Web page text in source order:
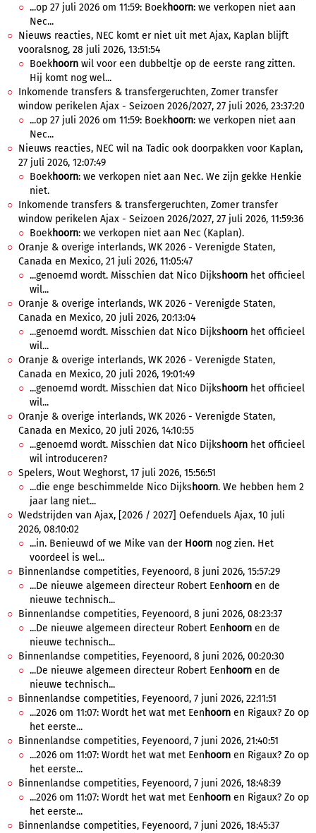
...op 27 juli 2026 om 11:59: Boekhoorn: we verkopen niet aan
Nec...
Nieuws reacties, NEC komt er niet uit met Ajax, Kaplan blijft
vooralsnog, 28 juli 2026, 13:51:54
Boekhoorn wil voor een dubbeltje op de eerste rang zitten.
Hij komt nog wel...
Inkomende transfers & transfergeruchten, Zomer transfer
window perikelen Ajax - Seizoen 2026/2027, 27 juli 2026, 23:37:20
...op 27 juli 2026 om 11:59: Boekhoorn: we verkopen niet aan
Nec...
Nieuws reacties, NEC wil na Tadic ook doorpakken voor Kaplan,
27 juli 2026, 12:07:49
Boekhoorn: we verkopen niet aan Nec. We zijn gekke Henkie
niet.
Inkomende transfers & transfergeruchten, Zomer transfer
window perikelen Ajax - Seizoen 2026/2027, 27 juli 2026, 11:59:36
Boekhoorn: we verkopen niet aan Nec (Kaplan).
Oranje & overige interlands, WK 2026 - Verenigde Staten,
Canada en Mexico, 21 juli 2026, 11:05:47
...genoemd wordt. Misschien dat Nico Dijks hoorn het officieel
wil...
Oranje & overige interlands, WK 2026 - Verenigde Staten,
Canada en Mexico, 20 juli 2026, 20:13:04
...genoemd wordt. Misschien dat Nico Dijks hoorn het officieel
wil...
Oranje & overige interlands, WK 2026 - Verenigde Staten,
Canada en Mexico, 20 juli 2026, 19:01:49
...genoemd wordt. Misschien dat Nico Dijks hoorn het officieel
wil...
Oranje & overige interlands, WK 2026 - Verenigde Staten,
Canada en Mexico, 20 juli 2026, 14:10:55
...genoemd wordt. Misschien dat Nico Dijks hoorn het officieel
wil introduceren?
Spelers, Wout Weghorst, 17 juli 2026, 15:56:51
...die enge beschimmelde Nico Dijks hoorn. We hebben hem 2
jaar lang niet...
Wedstrijden van Ajax, [2026 / 2027] Oefenduels Ajax, 10 juli
2026, 08:10:02
...in. Benieuwd of we Mike van der Hoorn nog zien. Het
voordeel is wel...
Binnenlandse competities, Feyenoord, 8 juni 2026, 15:57:29
...De nieuwe algemeen directeur Robert Een hoorn en de
nieuwe technisch...
Binnenlandse competities, Feyenoord, 8 juni 2026, 08:23:37
...De nieuwe algemeen directeur Robert Een hoorn en de
nieuwe technisch...
Binnenlandse competities, Feyenoord, 8 juni 2026, 00:20:30
...De nieuwe algemeen directeur Robert Een hoorn en de
nieuwe technisch...
Binnenlandse competities, Feyenoord, 7 juni 2026, 22:11:51
...2026 om 11:07: Wordt het wat met Een hoorn en Rigaux? Zo op
het eerste...
Binnenlandse competities, Feyenoord, 7 juni 2026, 21:40:51
...2026 om 11:07: Wordt het wat met Een hoorn en Rigaux? Zo op
het eerste...
Binnenlandse competities, Feyenoord, 7 juni 2026, 18:48:39
...2026 om 11:07: Wordt het wat met Een hoorn en Rigaux? Zo op
het eerste...
Binnenlandse competities, Feyenoord, 7 juni 2026, 18:45:37